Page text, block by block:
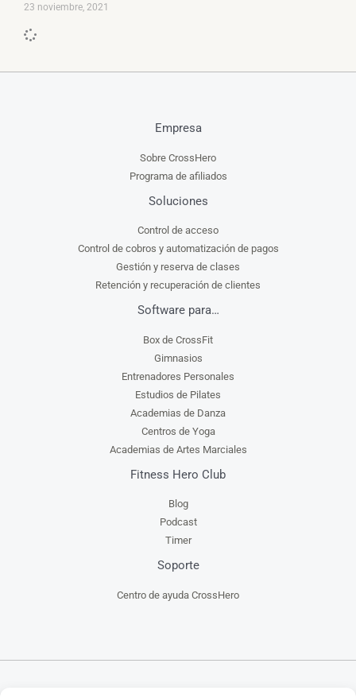
23 noviembre, 2021
Empresa
Sobre CrossHero
Programa de afiliados
Soluciones
Control de acceso
Control de cobros y automatización de pagos
Gestión y reserva de clases
Retención y recuperación de clientes
Software para…
Box de CrossFit
Gimnasios
Entrenadores Personales
Estudios de Pilates
Academias de Danza
Centros de Yoga
Academias de Artes Marciales
Fitness Hero Club
Blog
Podcast
Timer
Soporte
Centro de ayuda CrossHero